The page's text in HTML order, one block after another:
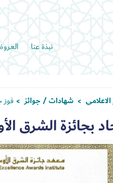
نبذة عنا
> شهادات / جوائز > فوز
بجائزة الشرق